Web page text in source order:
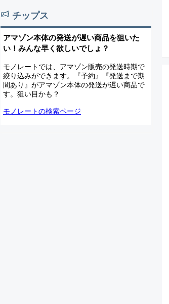
チップス
アマゾン本体の発送が遅い商品を狙いた
い！みんな早く欲しいでしょ？
モノレートでは、アマゾン販売の発送時期で
絞り込みができます。『予約』『発送まで期
間あり』がアマゾン本体の発送が遅い商品で
す。狙い目かも？
モノレートの検索ページ